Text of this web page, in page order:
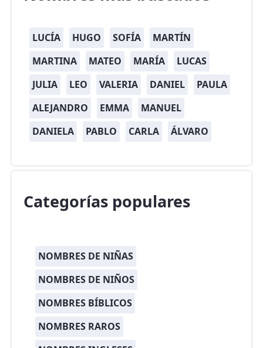
LUCÍA HUGO SOFÍA
MARTÍN
MARTINA
MATEO MARÍA
LUCAS
JULIA
LEO VALERIA DANIEL
PAULA
ALEJANDRO
EMMA
MANUEL
DANIELA
PABLO CARLA ÁLVARO
Categorías populares
NOMBRES DE NIÑAS
NOMBRES DE NIÑOS
NOMBRES BÍBLICOS
NOMBRES RAROS